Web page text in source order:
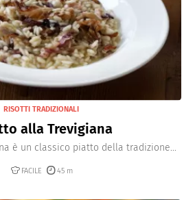
RISOTTI TRADIZIONALI
alla Trevigiana
è un classico piatto della tradizione...
FACILE 45 m